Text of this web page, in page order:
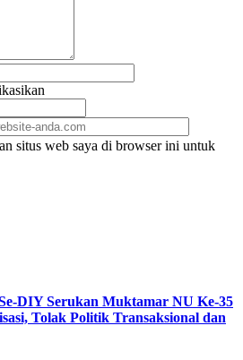
situs web saya di browser ini untuk
DIY Serukan Muktamar NU Ke-35
Tolak Politik Transaksional dan